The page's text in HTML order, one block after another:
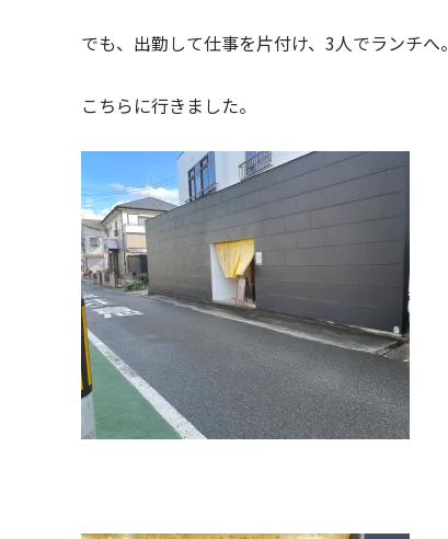
でも、出勤して仕事を片付け、3人でランチへ。
こちらに行きました。